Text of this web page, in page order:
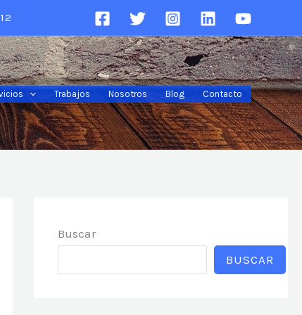
Trabajos Nosotros Blog Contacto
Buscar
BUSCAR